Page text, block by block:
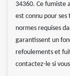
34360. Ce fumiste
est connu pour
normes requises
garantissent un
refoulements et
contactez-le si